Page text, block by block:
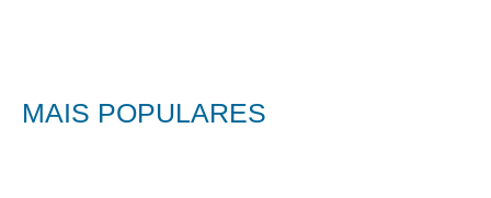
MAIS POPULARES